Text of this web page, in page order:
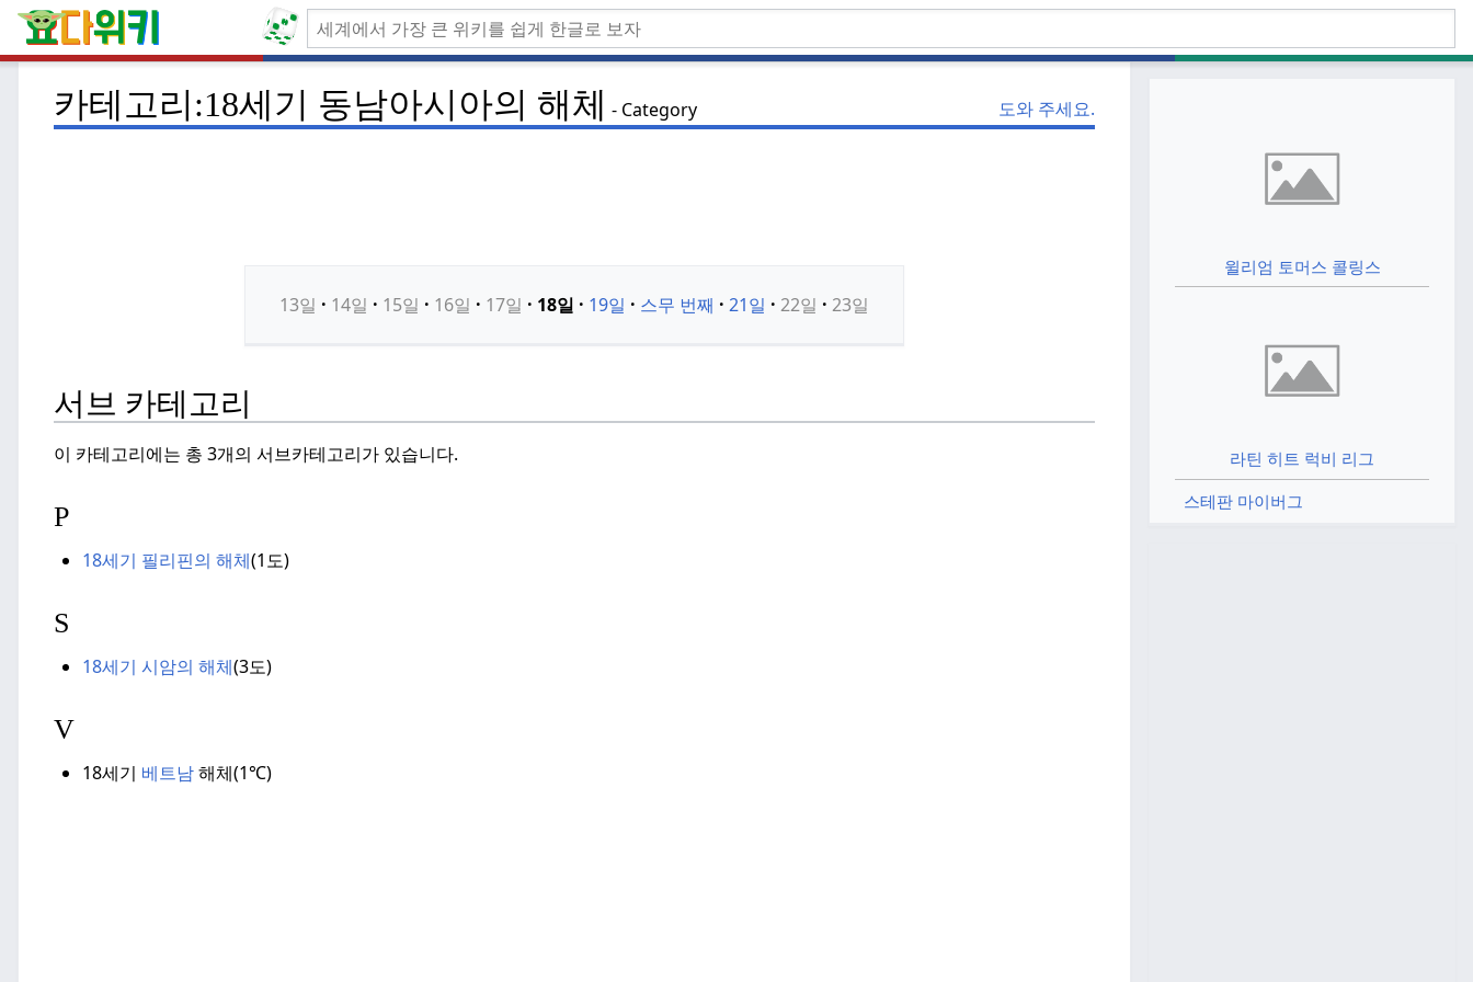
도와 주세요.
카테고리:18세기 동남아시아의 해체 Category
13일 14일 15일 16일 17일 18일 19일 스무 번째 21일 22일 23일
서브 카테고리
이 카테고리에는 총 3개의 서브카테고리가 있습니다.
P
18세기 필리핀의 해체(1도)
S
18세기 시암의 해체(3도)
V
18세기 베트남 해체(1℃)
윌리엄 토머스 콜링스
라틴 히트 럭비 리그
스테판 마이버그